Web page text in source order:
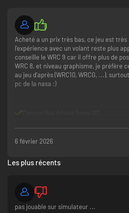
Acheté a un prix très bas, ce jeu est
l'expérience avec un volant reste plus
conseille le WRC 9 car il offre plus de
WRC 8, et niveau graphisme, je préfère
au jeu d'après (WRC10, WRCG, ...),
pc de la nasa :)
6 février 2026
Les plus récents
pas jouable sur simulateur ...